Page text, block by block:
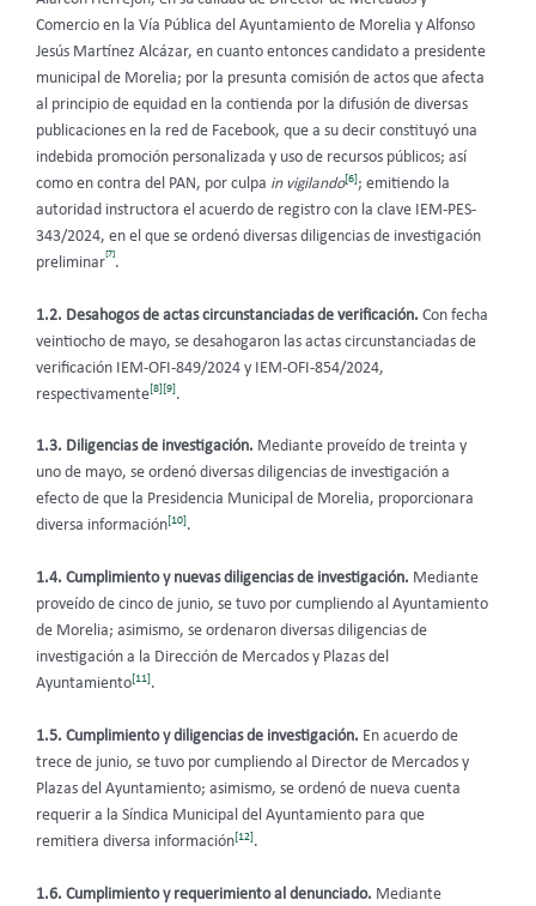
Comercio en la Vía Pública del Ayuntamiento de Morelia y Alfonso
Jesús Martínez Alcázar, en cuanto entonces candidato a presidente
municipal de Morelia; por la presunta comisión de actos que afecta
al principio de equidad en la contienda por la difusión de diversas
publicaciones en la red de Facebook, que a su decir constituyó una
indebida promoción personalizada y uso de recursos públicos; así
como en contra del PAN, por culpa in vigilando[6]; emitiendo la
autoridad instructora el acuerdo de registro con la clave IEM-PES-
343/2024, en el que se ordenó diversas diligencias de investigación
preliminar
[7]
.
1.2. Desahogos de actas circunstanciadas de verificación. Con fecha
veintiocho de mayo, se desahogaron las actas circunstanciadas de
verificación IEM-OFI-849/2024 y IEM-OFI-854/2024,
respectivamente [8] [9] .
1.3. Diligencias de investigación. Mediante proveído de treinta y
uno de mayo, se ordenó diversas diligencias de investigación a
efecto de que la Presidencia Municipal de Morelia, proporcionara
diversa información[10].
1.4. Cumplimiento y nuevas diligencias de investigación. Mediante
proveído de cinco de junio, se tuvo por cumpliendo al Ayuntamiento
de Morelia; asimismo, se ordenaron diversas diligencias de
investigación a la Dirección de Mercados y Plazas del
Ayuntamiento[11].
1.5. Cumplimiento y diligencias de investigación. En acuerdo de
trece de junio, se tuvo por cumpliendo al Director de Mercados y
Plazas del Ayuntamiento; asimismo, se ordenó de nueva cuenta
requerir a la Síndica Municipal del Ayuntamiento para que
remitiera diversa información[12].
1.6. Cumplimiento y requerimiento al denunciado. Mediante